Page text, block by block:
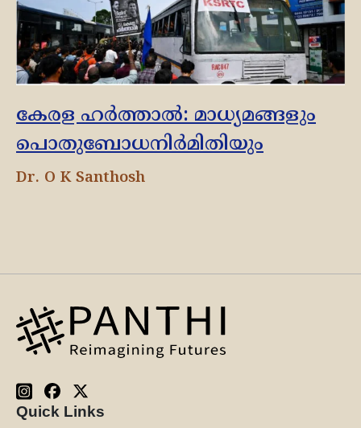
കേരള ഹർത്താൽ: മാധ്യമങ്ങളും
പൊതുബോധനിർമിതിയും
Dr. O K Santhosh
Quick Links